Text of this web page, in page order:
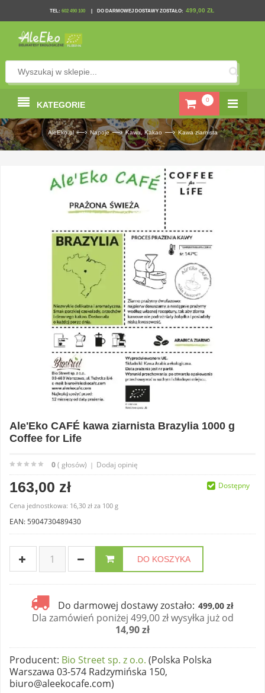
TEL: 602 490 100 DO DARMOWEJ DOSTAWY ZOSTAŁO: 499,00 ZŁ
0
KATEGORIE
AleEko.pl —› Napoje —› Kawa, Kakao —› Kawa ziarnista
Ale'Eko CAFÉ kawa ziarnista Brazylia 1000 g
Coffee for Life
0( głosów) | Dodaj opinię
163,00 zł
Cena jednostkowa: 16,30 zł za 100 g
EAN: 5904730489430
DO KOSZYKA
Do darmowej dostawy zostało: 499,00 zł
Dla zamówień poniżej 499,00 zł wysyłka już od
14,90 zł
Dostępny
Producent: Bio Street sp. z o.o. (Polska Polska
Warszawa 03-574 Radzymińska 150,
biuro@aleekocafe.com)